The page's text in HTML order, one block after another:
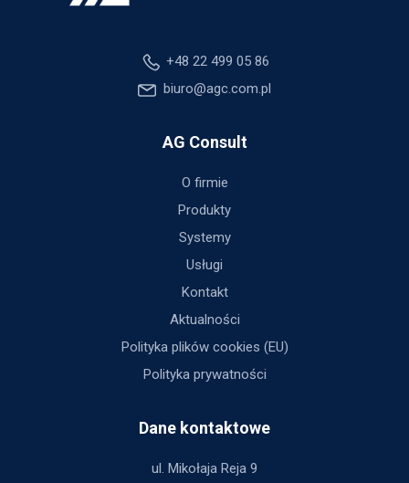
+48 22 499 05 86
biuro@agc.com.pl
AG Consult
O firmie
Produkty
Systemy
Usługi
Kontakt
Aktualności
Polityka plików cookies (EU)
Polityka prywatności
Dane kontaktowe
ul. Mikołaja Reja 9